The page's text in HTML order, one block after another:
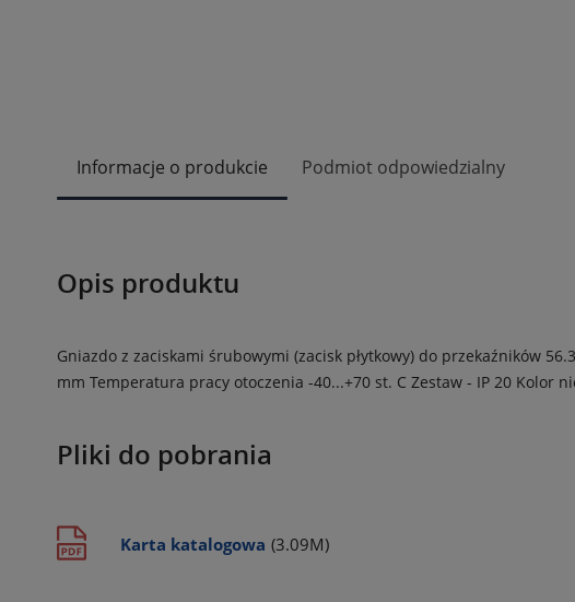
Informacje o produkcie Podmiot odpowiedzialny
Opis produktu
Gniazdo z zaciskami śrubowymi (zacisk płytkowy) do przekaźników
mm Temperatura pracy otoczenia -40...+70 st. C Zestaw - IP 20 Kolor
Pliki do pobrania
Karta katalogowa (3.09M)